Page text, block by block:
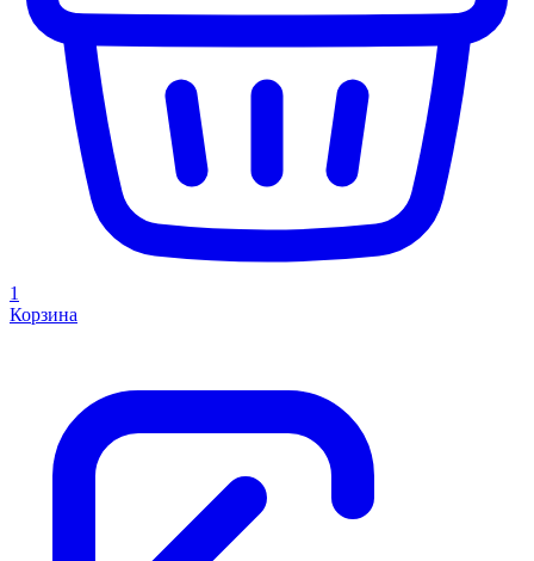
1
Корзина